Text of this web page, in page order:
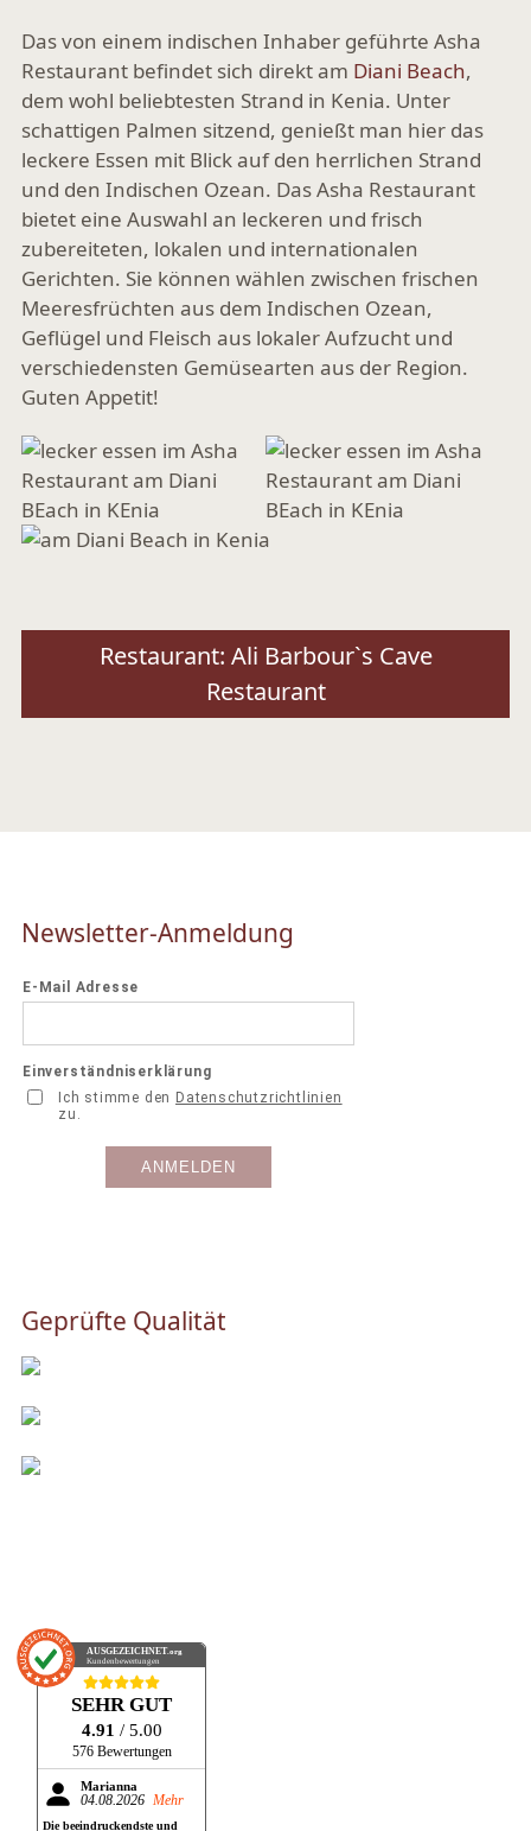
Das von einem indischen Inhaber geführte Asha
Restaurant befindet sich direkt am Diani Beach,
dem wohl beliebtesten Strand in Kenia. Unter
schattigen Palmen sitzend, genießt man hier das
leckere Essen mit Blick auf den herrlichen Strand
und den Indischen Ozean. Das Asha Restaurant
bietet eine Auswahl an leckeren und frisch
zubereiteten, lokalen und internationalen
Gerichten. Sie können wählen zwischen frischen
Meeresfrüchten aus dem Indischen Ozean,
Geflügel und Fleisch aus lokaler Aufzucht und
verschiedensten Gemüsearten aus der Region.
Guten Appetit!
Beitragsnavigation
Restaurant: Ali Barbour`s Cave
Restaurant
Newsletter-Anmeldung
Geprüfte Qualität
AUSGEZEICHNET.org
Kundenbewertungen
SEHR GUT
4.91 / 5.00
576 Bewertungen
Marianna
04.08.2026 Mehr
Die beeindruckendste und